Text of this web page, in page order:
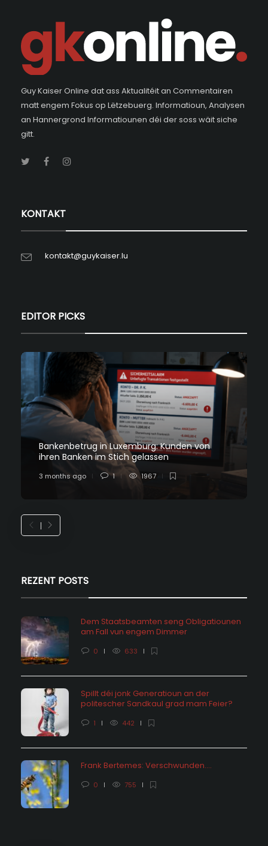
Guy Kaiser Online dat ass Aktualitéit an Commentairen
matt engem Fokus op Lëtzebuerg. Informatioun, Analysen
an Hannergrond Informatiounen déi der soss wäit siche
gitt.
KONTAKT
kontakt@guykaiser.lu
EDITOR PICKS
Bankenbetrug in Luxemburg: Kunden von
ihren Banken im Stich gelassen
3 months ago 1 1967
REZENT POSTS
Dem Staatsbeamten seng Obligatiounen
am Fall vun engem Dimmer
0 633
Spillt déi jonk Generatioun an der
politescher Sandkaul grad mam Feier?
1 442
Frank Bertemes: Verschwunden….
0 755